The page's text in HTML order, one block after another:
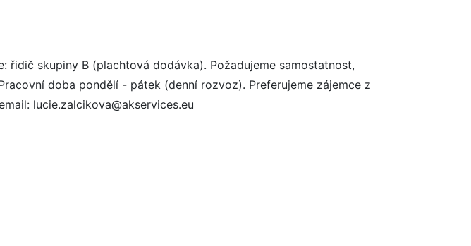
skupiny B (plachtová dodávka). Požadujeme samostatnost,
doba pondělí - pátek (denní rozvoz). Preferujeme zájemce z
lucie.zalcikova@akservices.eu